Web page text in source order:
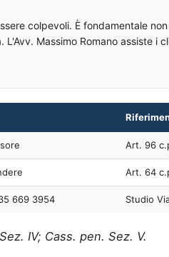
colpevoli. È fondamentale
Massimo Romano assiste i
Art. 96
Art. 64
669 3954 Studio
IV; Cass. pen. Sez. V.